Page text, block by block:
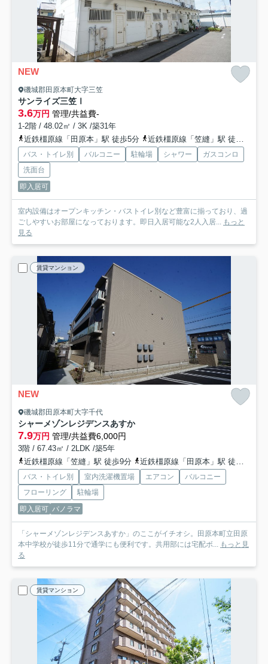
NEW
磯城郡田原本町大字三笠
サンライズ三笠Ⅰ
3.6万円 管理/共益費-
1-2階 / 48.02㎡ / 3K /築31年
近鉄橿原線「田原本」駅 徒歩5分
近鉄橿原線「笠縫」駅 徒歩16分
バス・トイレ別 バルコニー 駐輪場 シャワー
ガスコンロ
洗面台
即入居可
室内設備はオープンキッチン・バストイレ別など豊富に揃っており、過
ごしやすいお部屋になっております。即日入居可能な2人入居... もっと
見る
賃貸マンション
NEW
磯城郡田原本町大字千代
シャーメゾンレジデンスあすか
7.9万円 管理/共益費6,000円
3階 / 67.43㎡ / 2LDK /築5年
近鉄橿原線「笠縫」駅 徒歩9分
近鉄橿原線「田原本」駅 徒歩17分
バス・トイレ別 室内洗濯機置場 エアコン
バルコニー
フローリング
駐輪場
即入居可 パノラマ
「シャーメゾンレジデンスあすか」のここがイチオシ。田原本町立田原
本中学校が徒歩11分で通学にも便利です。共用部には宅配ボ... もっと見
る
賃貸マンション